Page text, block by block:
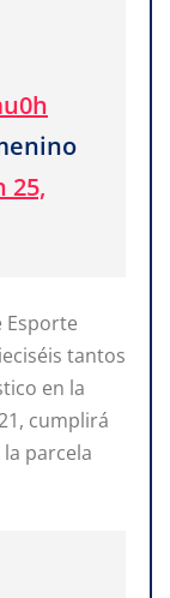
25,
Esporte
tantos
en la
cumplirá
parcela